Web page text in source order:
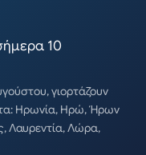
10
γιορτάζουν
Ηρωνία, Ηρώ, Ήρων
Λαυρεντία, Λώρα,